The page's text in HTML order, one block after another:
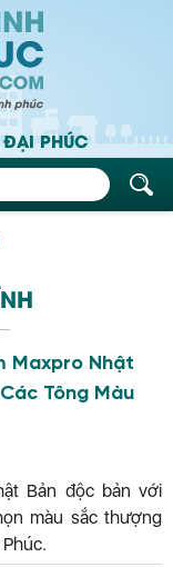
ĐẠI PHÚC
Maxpro Nhật
Tông Màu
Bản độc bản với
màu sắc thượng